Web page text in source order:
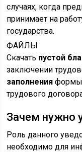
случаях, когда
принимает на
государства.
ФАЙЛЫ
Скачать пустой
заключении
заполнения формы
трудового
Зачем нужно
Роль данного
необходимо для